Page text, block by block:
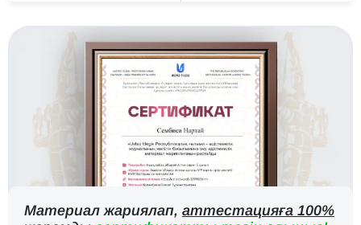
Материал жариялап, аттестацияға 100%